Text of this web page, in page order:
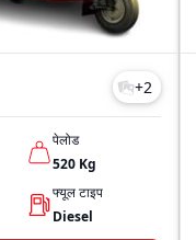
+2
पेलोड
520 Kg
फ्यूल टाइप
Diesel